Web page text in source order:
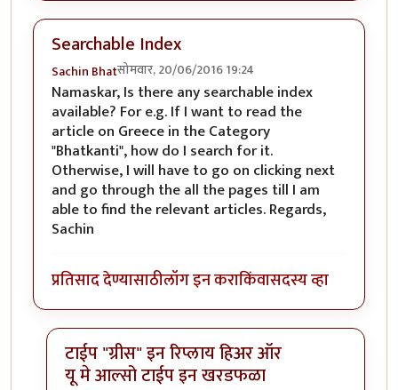
Searchable Index
Sachin Bhatसोमवार, 20/06/2016 19:24
Namaskar, Is there any searchable index
available? For e.g. If I want to read the
article on Greece in the Category
"Bhatkanti", how do I search for it.
Otherwise, I will have to go on clicking next
and go through the all the pages till I am
able to find the relevant articles. Regards,
Sachin
प्रतिसाद देण्यासाठीलॉग इन कराकिंवासदस्य व्हा
टाईप "ग्रीस" इन रिप्लाय हिअर ऑर
यू मे आल्सो टाईप इन खरडफळा